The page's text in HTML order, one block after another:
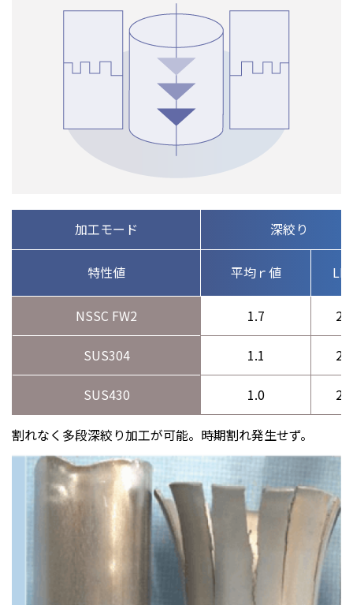
加工モード 深絞り
特性値 平均ｒ値
NSSC FW2 1.7 2.3
SUS304 1.1 2.1
SUS430 1.0 2.0
割れなく多段深絞り加工が可能。時期割れ発生せず。